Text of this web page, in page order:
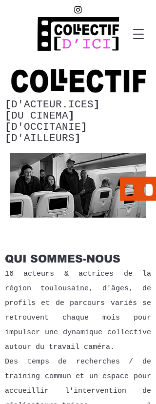
[D'ACTEUR.ICES]
[DU CINEMA]
[D'OCCITANIE]
[D'AILLEURS]
QUI SOMMES-NOUS
16 acteurs & actrices de la
région toulousaine, d'âges, de
profils et de parcours variés se
retrouvent chaque mois pour
impulser une dynamique collective
autour du travail caméra.
Des temps de recherches / de
training commun et un espace pour
accueillir l'intervention de